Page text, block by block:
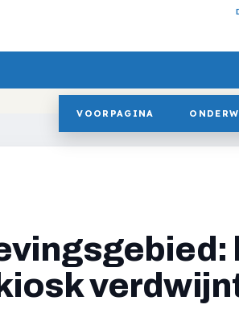
VOORPAGINA